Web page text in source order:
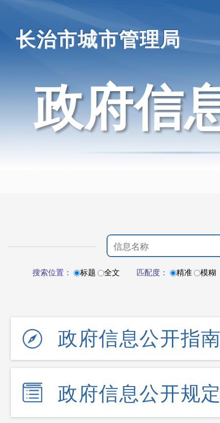
长治市城市管理局
政府信
搜索位置： 标题 全文 匹配度： 精准 模糊
政府信息公开指
政府信息公开规